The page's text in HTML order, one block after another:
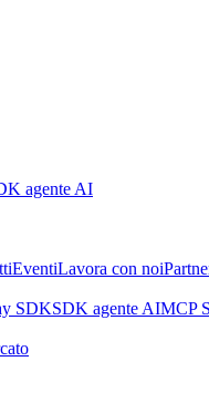
agente AI
EventiLavora con noi
SDKSDK agente AIMCP